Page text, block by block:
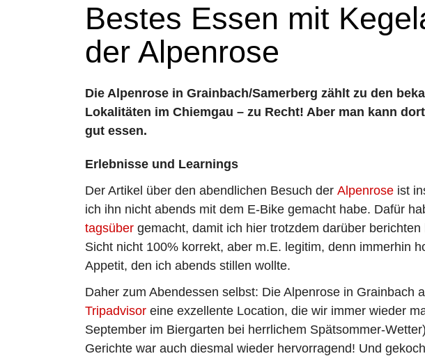
Bestes Essen mit
der Alpenrose
Die Alpenrose in Grainbach/Samerberg zählt zu den
Lokalitäten im Chiemgau – zu Recht! Aber man kann
gut essen.
Erlebnisse und Learnings
Der Artikel über den abendlichen Besuch der Alpenrose ist
ich ihn nicht abends mit dem E-Bike gemacht habe. Dafür
tagsüber gemacht, damit ich hier trotzdem darüber
Sicht nicht 100% korrekt, aber m.E. legitim, denn immerhin
Appetit, den ich abends stillen wollte.
Daher zum Abendessen selbst: Die Alpenrose in Grainbach
Tripadvisor eine exzellente Location, die wir immer wieder
September im Biergarten bei herrlichem Spätsommer-
Gerichte war auch diesmal wieder hervorragend! Und